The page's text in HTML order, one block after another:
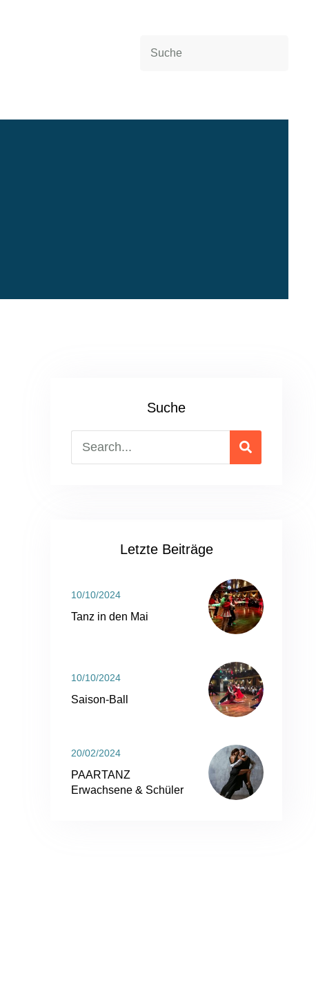
Suche
Letzte Beiträge
10/10/2024
Tanz in den Mai
10/10/2024
Saison-Ball
20/02/2024
PAARTANZ
Erwachsene & Schüler